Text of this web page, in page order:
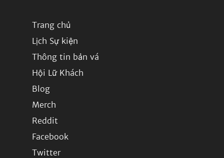
Trang chủ
Lịch Sự kiện
Thông tin bản vá
Hội Lữ Khách
Blog
Merch
Reddit
Facebook
Twitter